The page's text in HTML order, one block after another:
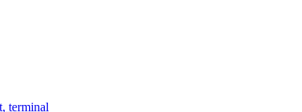
terminal